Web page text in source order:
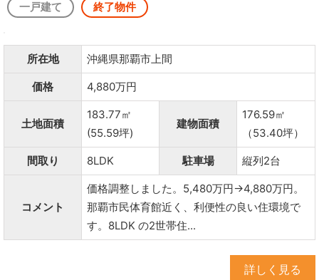
一戸建て 終了物件
所在地 沖縄県那覇市上間
価格 4,880万円
土地面積
183.77㎡
(55.59坪)
建物面積
176.59㎡
（53.40坪）
間取り 8LDK 駐車場 縦列2台
コメント
価格調整しました。5,480万円→4,880万円。
那覇市民体育館近く、利便性の良い住環境で
す。8LDK の2世帯住...
詳しく見る